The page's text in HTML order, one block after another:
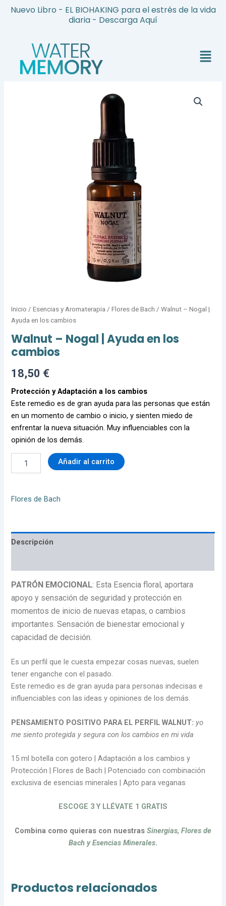
Nuevo Libro - EL BIOHAKING para el estrés de la vida
diaria - Descarga Aquí
Menú
Inicio /Esencias y Aromaterapia /Flores de Bach / Walnut – Nogal |
Ayuda en los cambios
Walnut – Nogal | Ayuda en los
cambios
18,50 €
Protección y Adaptación a los cambios
Este remedio es de gran ayuda para las personas que están
en un momento de cambio o inicio, y sienten miedo de
enfrentar la nueva situación. Muy influenciables con la
opinión de los demás.
Añadir al carrito
Flores de Bach
Descripción
PATRÓN EMOCIONAL: Esta Esencia floral, aportara
apoyo y sensación de seguridad y protección en
momentos de inicio de nuevas etapas, o cambios
importantes. Sensación de bienestar emocional y
capacidad de decisión.
Es un perfil que le cuesta empezar cosas nuevas, suelen
tener enganche con el pasado.
Este remedio es de gran ayuda para personas indecisas e
influenciables con las ideas y opiniones de los demás.
PENSAMIENTO POSITIVO PARA EL PERFIL WALNUT: yo
me siento protegida y segura con los cambios en mi vida
15 ml botella con gotero | Adaptación a los cambios y
Protección | Flores de Bach | Potenciado con combinación
exclusiva de esencias minerales | Apto para veganas
ESCOGE 3 Y LLÉVATE 1 GRATIS
Combina como quieras con nuestras Sinergias, Flores de
Bach y Esencias Minerales.
Productos relacionados